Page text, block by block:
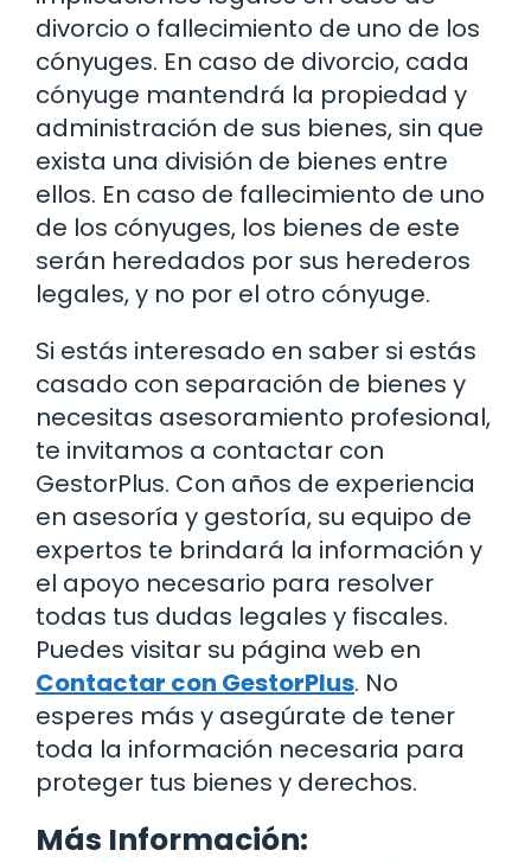
divorcio o fallecimiento de uno de los
cónyuges. En caso de divorcio, cada
cónyuge mantendrá la propiedad y
administración de sus bienes, sin que
exista una división de bienes entre
ellos. En caso de fallecimiento de uno
de los cónyuges, los bienes de este
serán heredados por sus herederos
legales, y no por el otro cónyuge.
Si estás interesado en saber si estás
casado con separación de bienes y
necesitas asesoramiento profesional,
te invitamos a contactar con
GestorPlus. Con años de experiencia
en asesoría y gestoría, su equipo de
expertos te brindará la información y
el apoyo necesario para resolver
todas tus dudas legales y fiscales.
Puedes visitar su página web en
Contactar con GestorPlus. No
esperes más y asegúrate de tener
toda la información necesaria para
proteger tus bienes y derechos.
Más Información: